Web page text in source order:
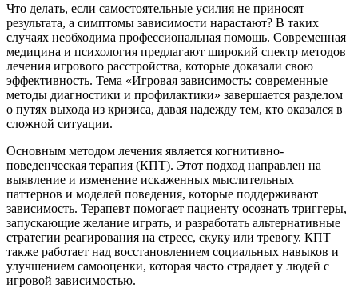
Что делать, если самостоятельные усилия не приносят
результата, а симптомы зависимости нарастают? В таких
случаях необходима профессиональная помощь. Современная
медицина и психология предлагают широкий спектр методов
лечения игрового расстройства, которые доказали свою
эффективность. Тема «Игровая зависимость: современные
методы диагностики и профилактики» завершается разделом
о путях выхода из кризиса, давая надежду тем, кто оказался в
сложной ситуации.
Основным методом лечения является когнитивно-
поведенческая терапия (КПТ). Этот подход направлен на
выявление и изменение искаженных мыслительных
паттернов и моделей поведения, которые поддерживают
зависимость. Терапевт помогает пациенту осознать триггеры,
запускающие желание играть, и разработать альтернативные
стратегии реагирования на стресс, скуку или тревогу. КПТ
также работает над восстановлением социальных навыков и
улучшением самооценки, которая часто страдает у людей с
игровой зависимостью.